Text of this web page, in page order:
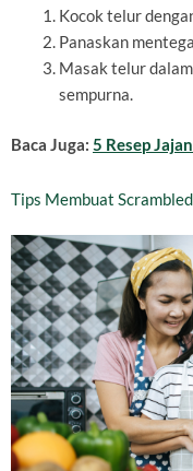
Kocok telur
Panaskan
Masak telur
sempurna.
Baca Juga: 5 Resep
Tips Membuat